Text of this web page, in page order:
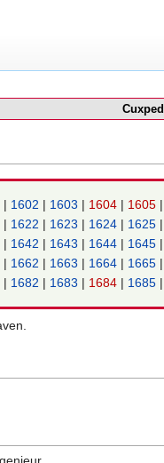
| 1602 | 1603 | 1604 | 1605 |
| 1622 | 1623 | 1624 | 1625 |
| 1642 | 1643 | 1644 | 1645 |
| 1662 | 1663 | 1664 | 1665 |
| 1682 | 1683 | 1684 | 1685 |